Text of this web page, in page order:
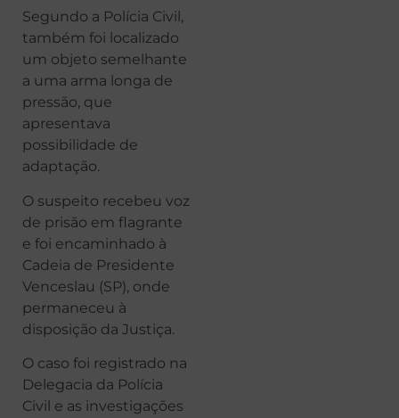
Segundo a Polícia Civil,
também foi localizado
um objeto semelhante
a uma arma longa de
pressão, que
apresentava
possibilidade de
adaptação.
O suspeito recebeu voz
de prisão em flagrante
e foi encaminhado à
Cadeia de Presidente
Venceslau (SP), onde
permaneceu à
disposição da Justiça.
O caso foi registrado na
Delegacia da Polícia
Civil e as investigações